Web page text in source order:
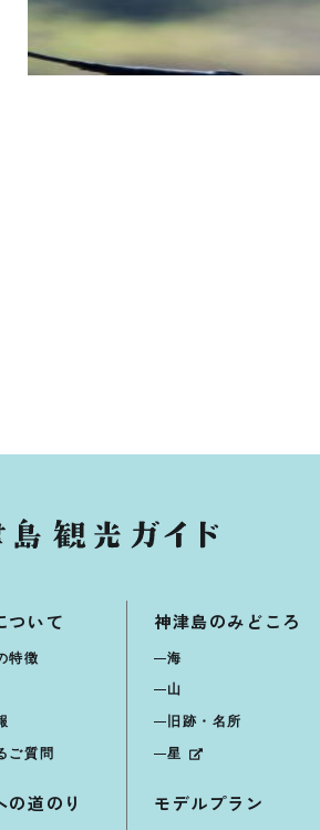
ついて
特徴
ご質問
の道のり
神津島のみどころ
海
山
旧跡・名所
星
モデルプラン